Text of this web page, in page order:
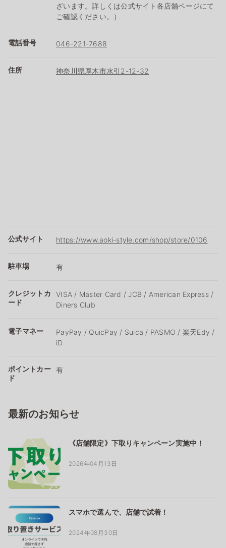
ざいます。詳しくは公式サイト各店舗ページにて
ご確認ください。）
電話番号 046-221-7688
住所 神奈川県厚木市水引2-12-32
公式サイト https://www.aoki-style.com/shop/store/0106
駐車場 有
クレジットカ
ード
VISA / Master Card / JCB / American Express /
Diners Club
電子マネー
PayPay / QuicPay / Suica / PASMO / 楽天Edy /
iD
ポイントカー
ド
有
最新のお知らせ
《店舗限定》下取りキャンペーン実施中！
2026年04月13日
スマホで選んで、店舗で試着！
2024年08月30日